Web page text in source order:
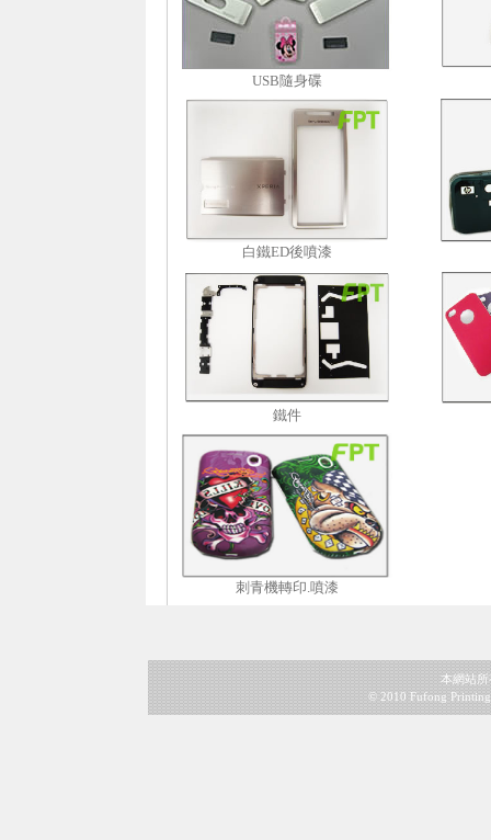
USB隨身碟
白鐵ED後噴漆
鐵件
刺青機轉印.噴漆